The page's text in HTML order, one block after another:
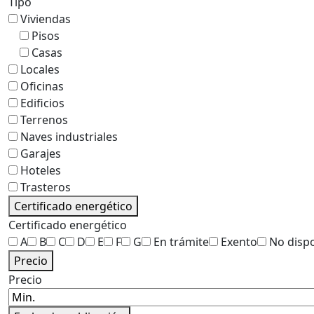
Viviendas
Pisos
Casas
Locales
Oficinas
Edificios
Terrenos
Naves industriales
Garajes
Hoteles
Trasteros
Certificado energético
Certificado energético
A
B C D E F G En trámite Exento
No
Precio
Precio